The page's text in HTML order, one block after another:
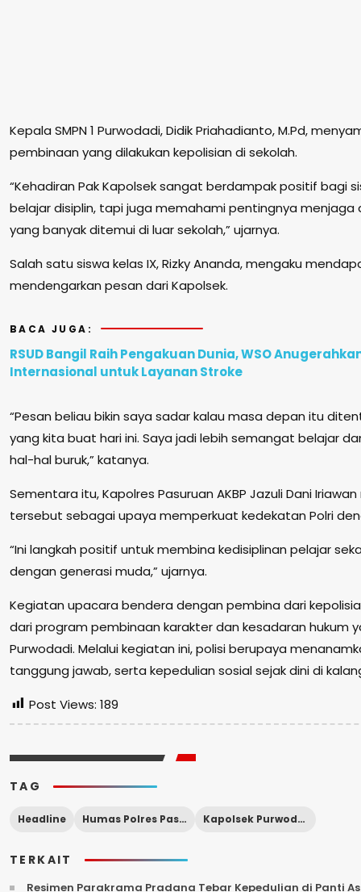
Kepala SMPN 1 Purwodadi, Didik Priahadianto, M.Pd,
pembinaan yang dilakukan kepolisian di sekolah.
“Kehadiran Pak Kapolsek sangat berdampak positif bagi
belajar disiplin, tapi juga memahami pentingnya menjaga
yang banyak ditemui di luar sekolah,” ujarnya.
Salah satu siswa kelas IX, Rizky Ananda, mengaku
mendengarkan pesan dari Kapolsek.
BACA JUGA:
RSUD Bangil Raih Pengakuan Dunia, WSO
Internasional untuk Layanan Stroke
“Pesan beliau bikin saya sadar kalau masa depan itu
yang kita buat hari ini. Saya jadi lebih semangat belajar
hal-hal buruk,” katanya.
Sementara itu, Kapolres Pasuruan AKBP Jazuli Dani
tersebut sebagai upaya memperkuat kedekatan Polri
“Ini langkah positif untuk membina kedisiplinan pelajar
dengan generasi muda,” ujarnya.
Kegiatan upacara bendera dengan pembina dari
dari program pembinaan karakter dan kesadaran hukum
Purwodadi. Melalui kegiatan ini, polisi berupaya
tanggung jawab, serta kepedulian sosial sejak dini di
Post Views: 189
TAG
Headline Humas Polres Pasuruan Kapolsek Purwodadi Pimpin apel. SMPN 1 Purwodadi
TERKAIT
Resimen Parakrama Pradana Tebar Kepedulian di Panti